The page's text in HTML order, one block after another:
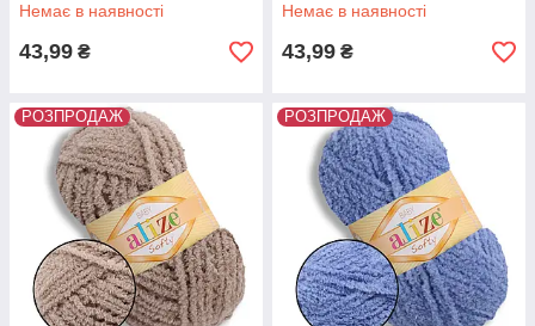
Немає в наявності
43,99 ₴
Немає в наявності
43,99 ₴
РОЗПРОДАЖ РОЗПРОДАЖ